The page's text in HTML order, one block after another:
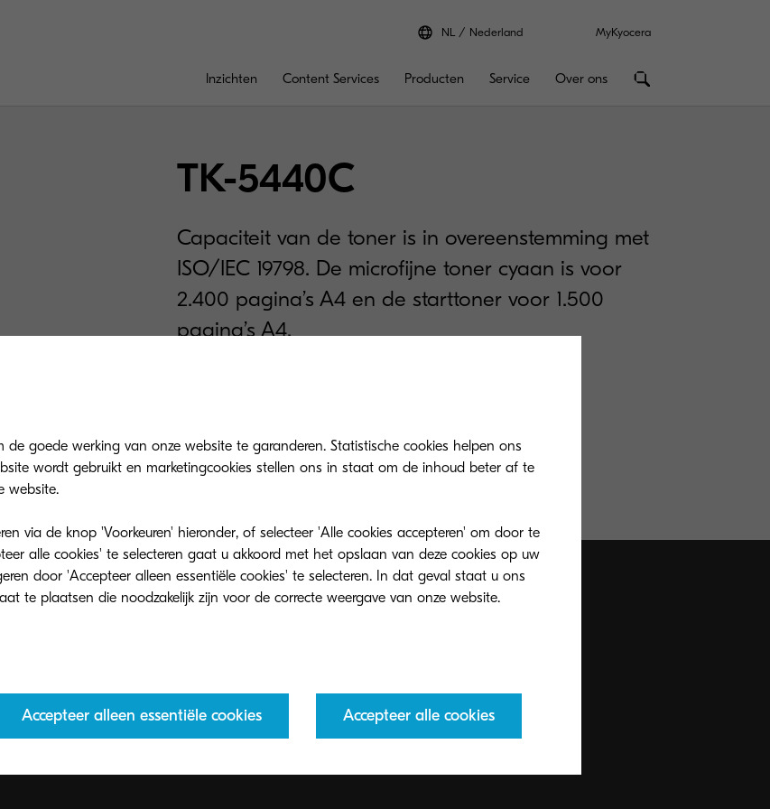
NL Nederland MyKyocera
Inzichten Content Services Producten Service Over ons
TK-5440C
Capaciteit van de toner is in overeenstemming met
ISO/IEC 19798. De microfijne toner cyaan is voor
2.400 pagina’s A4 en de starttoner voor 1.500
pagina’s A4.
kunnen organisaties toners op
Ontdek meer
de goede werking van onze website te garanderen. Statistische cookies helpen ons
wordt gebruikt en marketingcookies stellen ons in staat om de inhoud beter af te
website.
via de knop 'Voorkeuren' hieronder, of selecteer 'Alle cookies accepteren' om door te
alle cookies' te selecteren gaat u akkoord met het opslaan van deze cookies op uw
door 'Accepteer alleen essentiële cookies' te selecteren. In dat geval staat u ons
toe alleen die cookies op uw apparaat te plaatsen die noodzakelijk zijn voor de correcte weergave van onze website.
Accepteer alleen essentiële cookies Accepteer alle cookies